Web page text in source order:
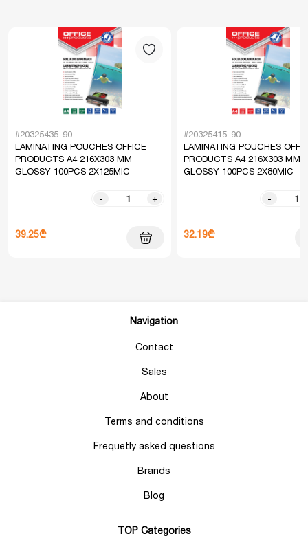
#20325435-90
LAMINATING POUCHES OFFICE
PRODUCTS A4 216X303 MM
GLOSSY 100PCS 2X125MIC
- +
39.25₾
#20325415-90
LAMINATING POUCHES
PRODUCTS A4 216X303 MM
GLOSSY 100PCS 2X80MIC
-
32.19₾
Navigation
Contact
Sales
About
Terms and conditions
Frequetly asked questions
Brands
Blog
TOP Categories